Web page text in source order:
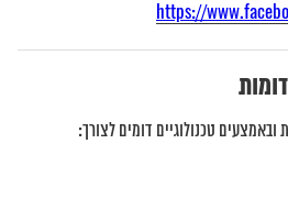
https://
טכנולוגיים דומים לצורך: